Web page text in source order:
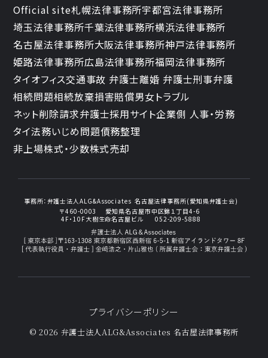
Official site札幌法律事務所宇都宮法律事務所
埼玉法律事務所千葉法律事務所横浜法律事務所
名古屋法律事務所大阪法律事務所神戸法律事務所
姫路法律事務所広島法律事務所福岡法律事務所
タイオフィス交通事故 弁護士離婚 弁護士刑事弁護
相続問題相続放棄損害賠償男女トラブル
ネット削除請求弁護士採用サイト企業側 人事・労務
タイ法務いじめ問題債務整理
非上場株式・少数株式売却
事務所： 弁護士法人ALG&Associates 名古屋法律事務所(愛知県弁護士会)
〒460-0003
愛知県名古屋市中区錦１丁目4-6
4F・10F大樹生命名古屋ビル
052-209-5888
プライバシーポリシー
© 2026 弁護士法人ALG&Associates 名古屋法律事務所